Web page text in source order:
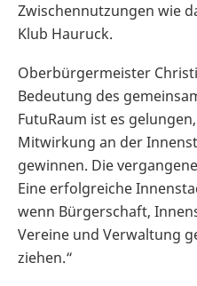
Zwischennutzungen wie
Klub Hauruck.
Oberbürgermeister
Bedeutung des
FutuRaum ist es
Mitwirkung an der
gewinnen. Die
Eine erfolgreiche
wenn Bürgerschaft,
Vereine und Verwaltung
ziehen.“